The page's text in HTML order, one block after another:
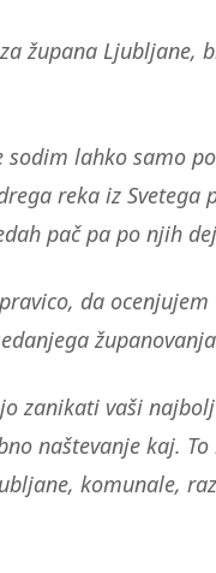
župana Ljubljane,
lahko samo
reka iz Svetega
pač pa po njih
da
zanikati vaši
naštevanje kaj. To
komunale,